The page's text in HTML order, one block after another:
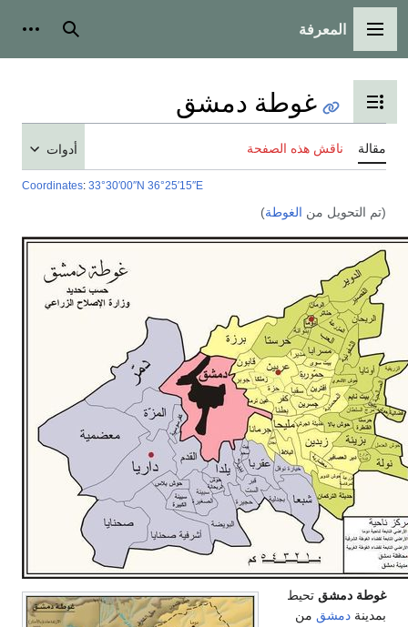
القائمة الرئيسية
المعرفة بحث
تبديل عرض جدول المحتويات
غوطة دمشق
مقالة ناقش هذه الصفحة أدوات
Coordinates: 33°30′00″N 36°25′15″E
(تم التحويل من الغوطة)
غوطة دمشق تحيط
بمدينة دمشق من